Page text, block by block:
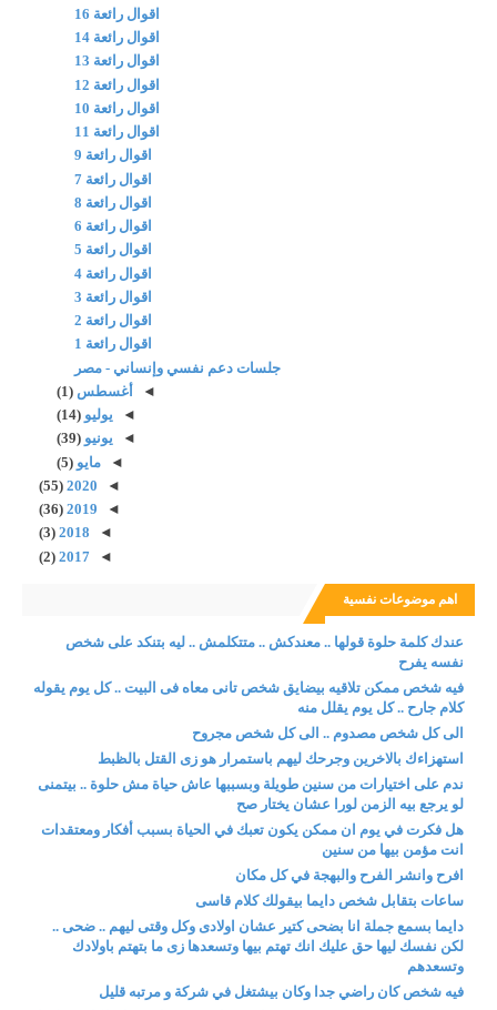
اقوال رائعة 16
اقوال رائعة 14
اقوال رائعة 13
اقوال رائعة 12
اقوال رائعة 10
اقوال رائعة 11
اقوال رائعة 9
اقوال رائعة 7
اقوال رائعة 8
اقوال رائعة 6
اقوال رائعة 5
اقوال رائعة 4
اقوال رائعة 3
اقوال رائعة 2
اقوال رائعة 1
جلسات دعم نفسي وإنساني - مصر
◄
أغسطس(1)
◄ يوليو(14)
◄ يونيو(39)
◄مايو(5)
◄
2020
(55)
◄
2019
(36)
◄
2018
(3)
◄
2017
(2)
اهم موضوعات نفسية
عندك كلمة حلوة قولها .. معندكش .. متتكلمش .. ليه بتنكد على شخص
نفسه يفرح
فيه شخص ممكن تلاقيه بيضايق شخص تانى معاه فى البيت .. كل يوم يقوله
كلام جارح .. كل يوم يقلل منه
الى كل شخص مصدوم .. الى كل شخص مجروح
استهزاءك بالاخرين وجرحك ليهم باستمرار هو زى القتل بالظبط
ندم على اختيارات من سنين طويلة وبسببها عاش حياة مش حلوة .. بيتمنى
لو يرجع بيه الزمن لورا عشان يختار صح
هل فكرت في يوم ان ممكن يكون تعبك في الحياة بسبب أفكار ومعتقدات
انت مؤمن بيها من سنين
افرح وانشر الفرح والبهجة في كل مكان
ساعات بتقابل شخص دايما بيقولك كلام قاسى
دايما بسمع جملة انا بضحى كتير عشان اولادى وكل وقتى ليهم .. ضحى ..
لكن نفسك ليها حق عليك انك تهتم بيها وتسعدها زى ما بتهتم باولادك
وتسعدهم
فيه شخص كان راضي جدا وكان بيشتغل في شركة و مرتبه قليل